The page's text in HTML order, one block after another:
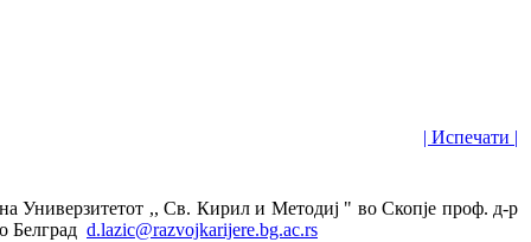
| Испечати |
Универзитетот ,, Св. Кирил и Методиј " во Скопје проф. д-р
Белград d.lazic@razvojkarijere.bg.ac.rs